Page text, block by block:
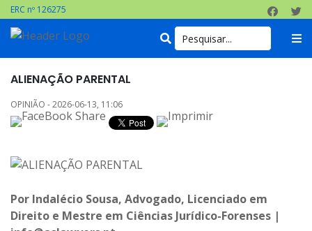
ERC nº 126275
ALIENAÇÃO PARENTAL
OPINIÃO - 2026-06-13, 11:06
Por Indalécio Sousa, Advogado, Licenciado em
Direito e Mestre em Ciências Jurídico-Forenses |